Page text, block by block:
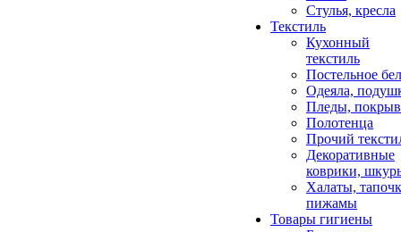
Стулья, кресла
Текстиль
Кухонный
текстиль
Постельное
Одеяла,
Пледы,
Полотенца
Прочий
Декоративные
коврики,
Халаты,
пижамы
Товары гигиены